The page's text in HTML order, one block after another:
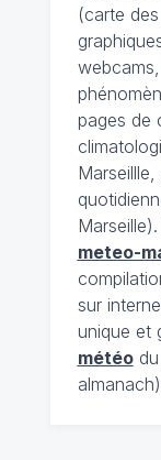
(carte
pages de
meteo-
sur
unique et
météodu